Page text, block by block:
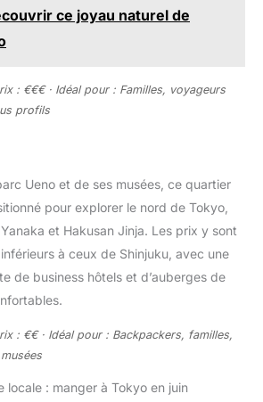
ce joyau naturel de
: €€€ · Idéal pour : Familles, voyageurs
profils
Ueno et de ses musées, ce quartier
pour explorer le nord de Tokyo,
et Hakusan Jinja. Les prix y sont
à ceux de Shinjuku, avec une
de business hôtels et d’auberges de
: €€ · Idéal pour : Backpackers, familles,
locale : manger à Tokyo en juin